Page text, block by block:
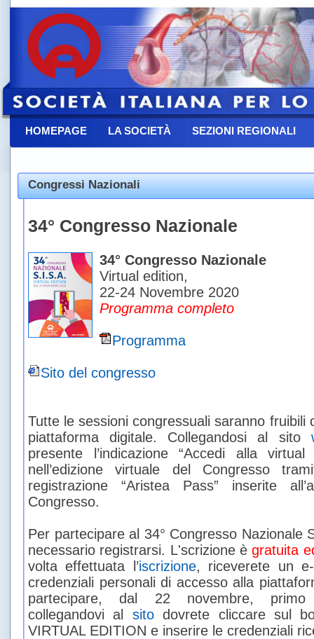
HOMEPAGE LA SOCIETÀ SEZIONI REGIONALI
Congressi Nazionali
34° Congresso Nazionale
34° Congresso Nazionale
Virtual edition,
22-24 Novembre 2020
Programma completo
Programma
Sito del congresso
Tutte le sessioni congressuali saranno fruibili
piattaforma digitale. Collegandosi al sito
presente l’indicazione “Accedi alla
nell’edizione virtuale del Congresso
registrazione “Aristea Pass” inserite
Congresso.
Per partecipare al 34° Congresso Nazionale
necessario registrarsi. L'scrizione ègratuita
volta effettuata l’iscrizione, riceverete un
credenziali personali di accesso alla
partecipare, dal 22 novembre, primo
collegandovi al sitodovrete cliccare sul
VIRTUAL EDITION e inserire le credenziali